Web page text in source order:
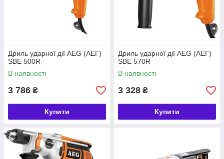
Дриль ударної дії AEG (АЕГ)
SBE 500R
В наявності
3 786 ₴
Купити
Дриль ударної дії AEG (АЕГ)
SBE 570R
В наявності
3 328 ₴
Купити